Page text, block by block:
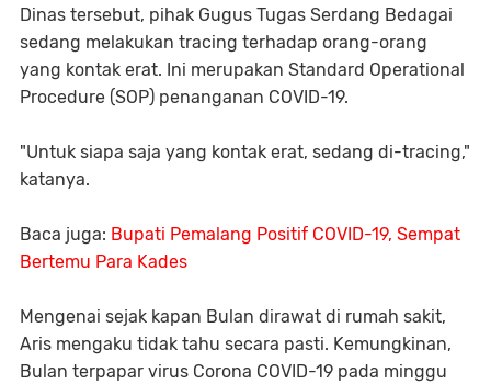
Dinas tersebut, pihak Gugus Tugas Serdang Bedagai
sedang melakukan tracing terhadap orang-orang
yang kontak erat. Ini merupakan Standard Operational
Procedure (SOP) penanganan COVID-19.
"Untuk siapa saja yang kontak erat, sedang di-tracing,"
katanya.
Baca juga: Bupati Pemalang Positif COVID-19, Sempat
Bertemu Para Kades
Mengenai sejak kapan Bulan dirawat di rumah sakit,
Aris mengaku tidak tahu secara pasti. Kemungkinan,
Bulan terpapar virus Corona COVID-19 pada minggu